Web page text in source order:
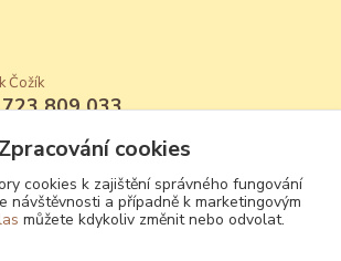
Čožík
809 033
Zpracování cookies
cookies k zajištění správného fungování
návštěvnosti a případně k marketingovým
můžete kdykoliv změnit nebo odvolat.